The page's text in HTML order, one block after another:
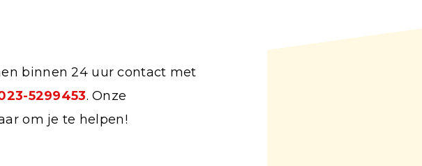
binnen 24 uur contact met
5299453. Onze
om je te helpen!